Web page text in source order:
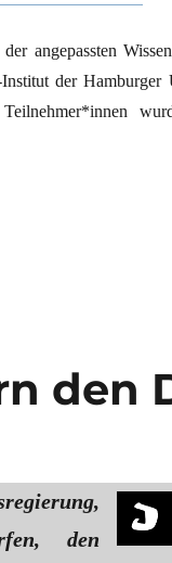
angepassten
der Hamburger
den
den